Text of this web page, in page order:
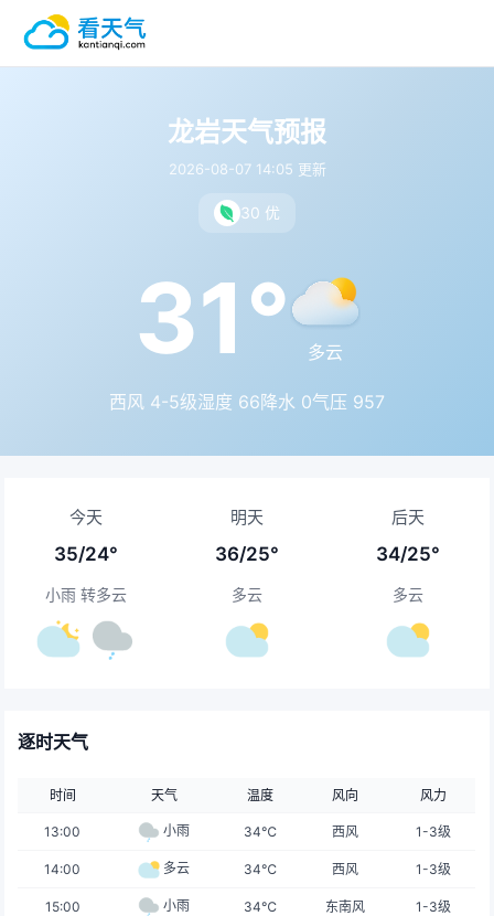
龙岩天气预报
2026-08-07 14:05 更新
30 优
31° 多云
西风 4-5级湿度 66降水 0气压 957
今天
35/24°
小雨 转多云
明天
36/25°
多云
后天
34/25°
多云
逐时天气
时间 天气 温度 风向 风力
13:00 小雨 34℃ 西风 1-3级
14:00 多云 34℃ 西风 1-3级
15:00 小雨 34℃ 东南风 1-3级